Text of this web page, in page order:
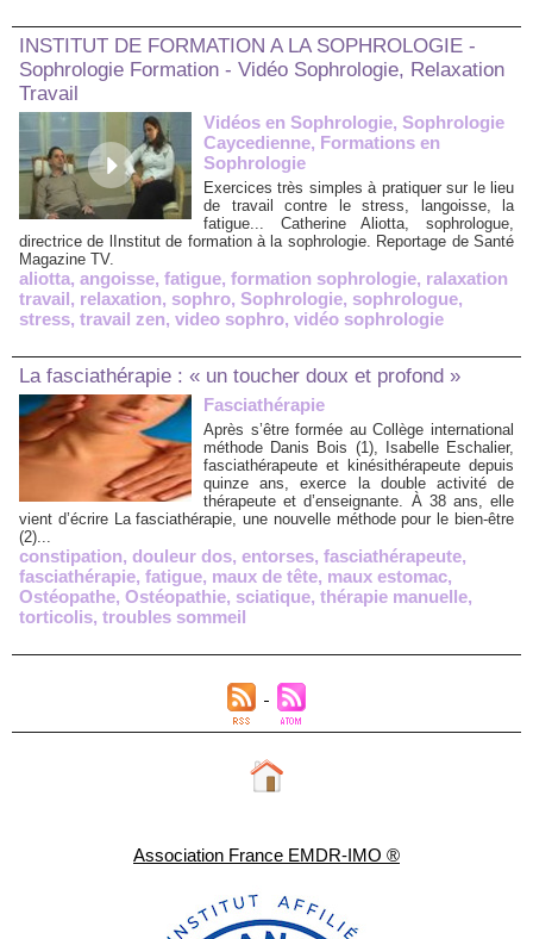
Association France EMDR-IMO ®
INSTITUT DE FORMATION A LA SOPHROLOGIE -
Sophrologie Formation - Vidéo Sophrologie, Relaxation
Travail
Vidéos en Sophrologie, Sophrologie
Caycedienne, Formations en
Sophrologie
Exercices très simples à pratiquer sur le lieu
de travail contre le stress, langoisse, la
fatigue... Catherine Aliotta, sophrologue,
directrice de lInstitut de formation à la sophrologie. Reportage de Santé
Magazine TV.
aliotta, angoisse, fatigue, formation sophrologie, ralaxation
travail, relaxation, sophro, Sophrologie, sophrologue,
stress, travail zen, video sophro, vidéo sophrologie
La fasciathérapie : « un toucher doux et profond »
Fasciathérapie
Après s’être formée au Collège international
méthode Danis Bois (1), Isabelle Eschalier,
fasciathérapeute et kinésithérapeute depuis
quinze ans, exerce la double activité de
thérapeute et d’enseignante. À 38 ans, elle
vient d’écrire La fasciathérapie, une nouvelle méthode pour le bien-être
(2)...
constipation, douleur dos, entorses, fasciathérapeute,
fasciathérapie, fatigue, maux de tête, maux estomac,
Ostéopathe, Ostéopathie, sciatique, thérapie manuelle,
torticolis, troubles sommeil